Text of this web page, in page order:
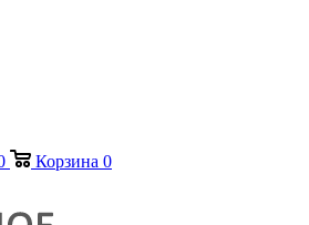
Корзина 0